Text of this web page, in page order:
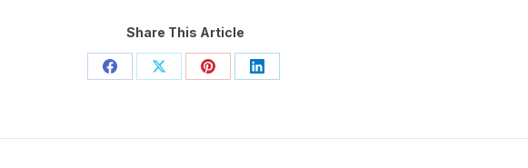
Share This Article
Share Share Share Share